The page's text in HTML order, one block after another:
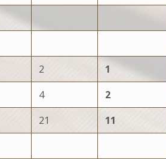
2
1
4
2
21
11